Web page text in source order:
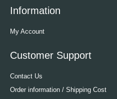
Information
My Account
Customer Support
Contact Us
Order information / Shipping Cost